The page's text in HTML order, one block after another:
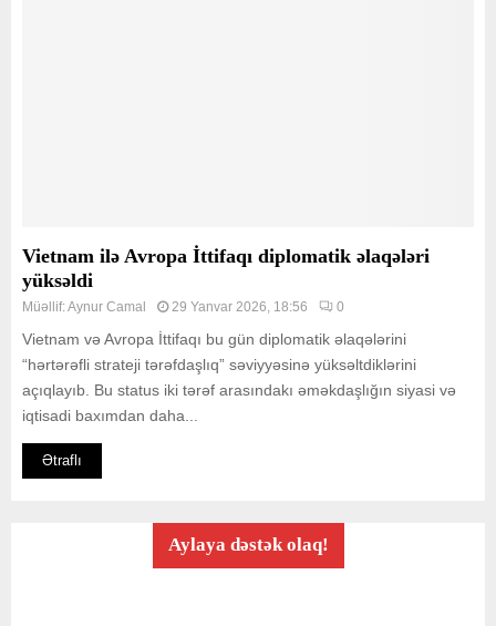
Vietnam ilə Avropa İttifaqı diplomatik əlaqələri
yüksəldi
Müəllif:Aynur Camal 29 Yanvar 2026, 18:56 0
Vietnam və Avropa İttifaqı bu gün diplomatik əlaqələrini
“hərtərəfli strateji tərəfdaşlıq” səviyyəsinə yüksəltdiklərini
açıqlayıb. Bu status iki tərəf arasındakı əməkdaşlığın siyasi və
iqtisadi baxımdan daha...
Ətraflı
Aylaya dəstək olaq!